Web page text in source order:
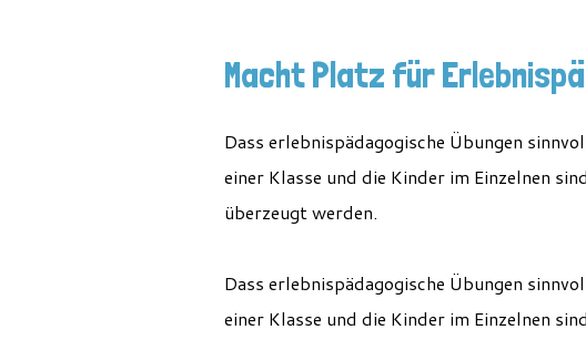
Macht Platz für
Dass erlebnispädagogische Übungen
einer Klasse und die Kinder im Einzelnen
überzeugt werden.
Dass erlebnispädagogische Übungen
einer Klasse und die Kinder im Einzelnen